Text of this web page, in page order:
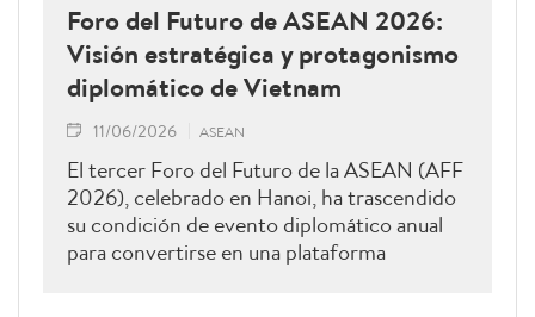
Foro del Futuro de ASEAN 2026:
Visión estratégica y protagonismo
diplomático de Vietnam
11/06/2026 ASEAN
El tercer Foro del Futuro de la ASEAN (AFF
2026), celebrado en Hanoi, ha trascendido
su condición de evento diplomático anual
para convertirse en una plataforma